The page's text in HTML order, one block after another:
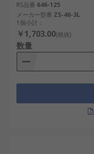
RS品番 646-125
メーカー型番 ZS-46-3L
1個小計：
￥1,703.00(税抜)
数量